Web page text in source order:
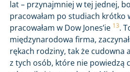
lat – przynajmniej w tej jednej,
pracowałam po studiach krótko
pracowałam w Dow Jones’ie 13.
międzynarodowa firma,
rękach rodziny, tak że cudowna
z tych osób, które nie powiedzą